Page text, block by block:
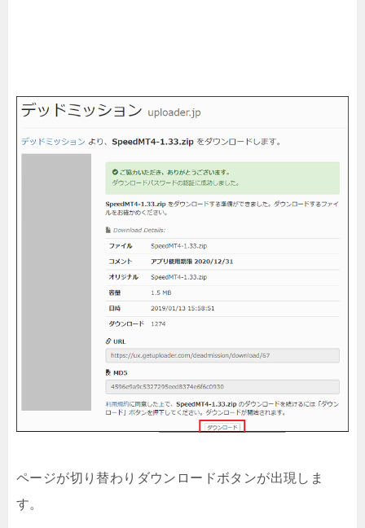
ページが切り替わりダウンロードボタンが出現しま
す。